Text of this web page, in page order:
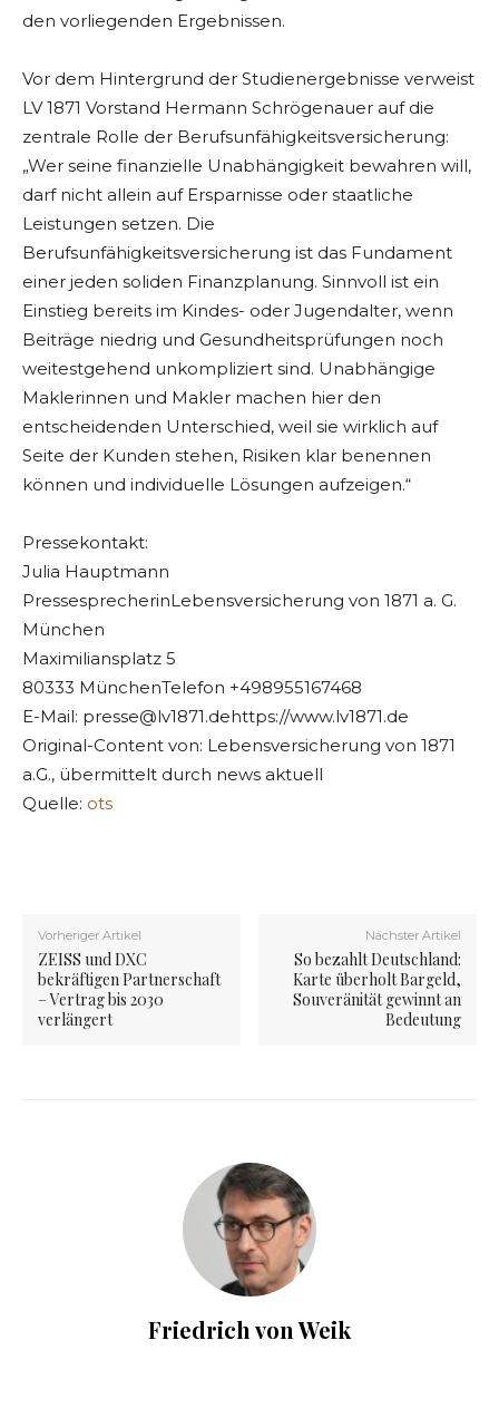
den vorliegenden Ergebnissen.
Vor dem Hintergrund der Studienergebnisse verweist
LV 1871 Vorstand Hermann Schrögenauer auf die
zentrale Rolle der Berufsunfähigkeitsversicherung:
„Wer seine finanzielle Unabhängigkeit bewahren will,
darf nicht allein auf Ersparnisse oder staatliche
Leistungen setzen. Die
Berufsunfähigkeitsversicherung ist das Fundament
einer jeden soliden Finanzplanung. Sinnvoll ist ein
Einstieg bereits im Kindes- oder Jugendalter, wenn
Beiträge niedrig und Gesundheitsprüfungen noch
weitestgehend unkompliziert sind. Unabhängige
Maklerinnen und Makler machen hier den
entscheidenden Unterschied, weil sie wirklich auf
Seite der Kunden stehen, Risiken klar benennen
können und individuelle Lösungen aufzeigen.“
Pressekontakt:
Julia Hauptmann
PressesprecherinLebensversicherung von 1871 a. G.
München
Maximiliansplatz 5
80333 MünchenTelefon +498955167468
E-Mail: presse@lv1871.dehttps://www.lv1871.de
Original-Content von: Lebensversicherung von 1871
a.G., übermittelt durch news aktuell
Quelle: ots
Vorheriger Artikel
ZEISS und DXC
bekräftigen Partnerschaft
– Vertrag bis 2030
verlängert
Nächster Artikel
So bezahlt Deutschland:
Karte überholt Bargeld,
Souveränität gewinnt an
Bedeutung
Friedrich von Weik